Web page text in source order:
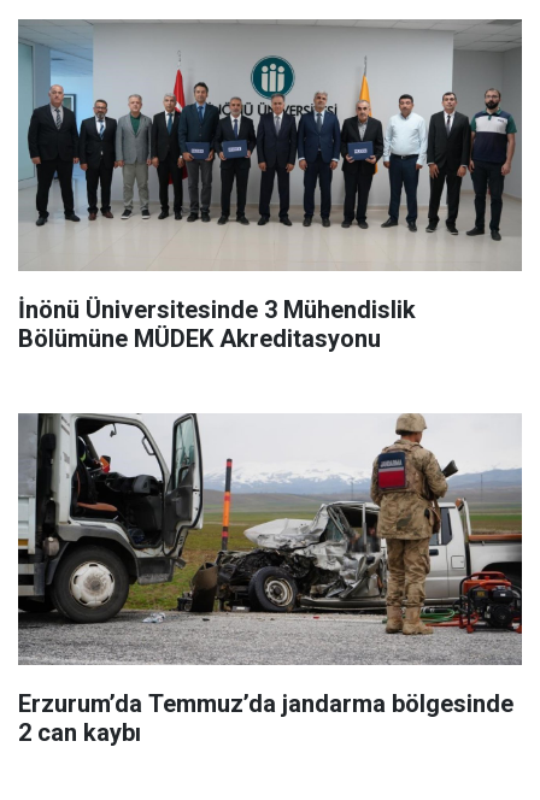
İnönü Üniversitesinde 3 Mühendislik
Bölümüne MÜDEK Akreditasyonu
Erzurum’da Temmuz’da jandarma bölgesinde
2 can kaybı